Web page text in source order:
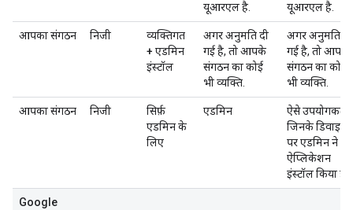
यूआरएल है.
यूआरएल है.
आपका संगठन निजी
व्यक्तिगत
+ एडमिन
इंस्टॉल
अगर अनुमति दी
गई है, तो आपके
संगठन का कोई
भी व्यक्ति.
अगर अनुमति दी
गई है, तो आपके
संगठन का कोई
भी व्यक्ति.
आपका संगठन निजी
सिर्फ़
एडमिन के
लिए
एडमिन
ऐसे उपयोगकर्ता
जिनके डिवाइस
पर एडमिन ने
ऐप्लिकेशन
इंस्टॉल किया है.
Google